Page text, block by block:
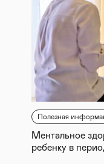
Полезная
Ментальное
ребенку в